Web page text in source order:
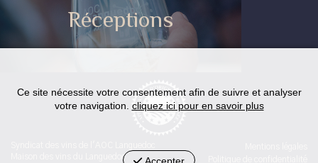
Réceptions
Maison des vins du Languedoc
Ce site nécessite votre consentement afin de suivre et analyser
votre navigation. cliquez ici pour en savoir plus